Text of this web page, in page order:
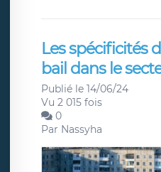
Les spécificités
bail dans le
Publié le 14/06/24
Vu 2 015 fois
0
Par Nassyha